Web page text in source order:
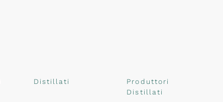
Distillati
Produttori
Distillati